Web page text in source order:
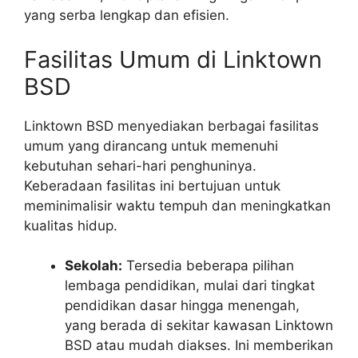
yang serba lengkap dan efisien.
Fasilitas Umum di Linktown
BSD
Linktown BSD menyediakan berbagai fasilitas
umum yang dirancang untuk memenuhi
kebutuhan sehari-hari penghuninya.
Keberadaan fasilitas ini bertujuan untuk
meminimalisir waktu tempuh dan meningkatkan
kualitas hidup.
Sekolah: Tersedia beberapa pilihan
lembaga pendidikan, mulai dari tingkat
pendidikan dasar hingga menengah,
yang berada di sekitar kawasan Linktown
BSD atau mudah diakses. Ini memberikan